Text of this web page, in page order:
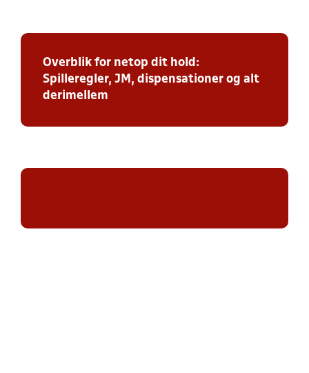
Overblik for netop dit hold:
Spilleregler, JM, dispensationer og alt
derimellem